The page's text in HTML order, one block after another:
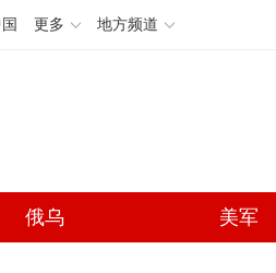
更多 地方频道
俄乌 美军